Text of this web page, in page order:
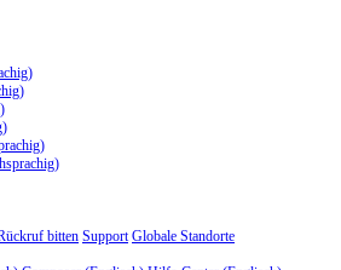
bitten Support Globale Standorte